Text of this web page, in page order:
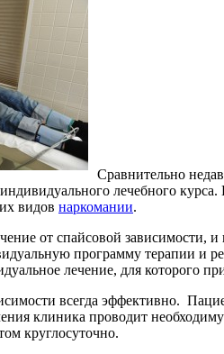
Сравнительно
лечебного
видов наркомании.
от спайсовой зависимости,
программу терапии и
лечение, для которого
всегда эффективно.
клиника проводит
круглосуточно.